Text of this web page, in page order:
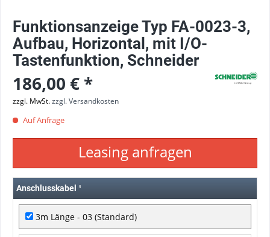
Funktionsanzeige Typ FA-0023-3,
Aufbau, Horizontal, mit I/O-
Tastenfunktion, Schneider
186,00 € *
zzgl. MwSt.zzgl. Versandkosten
Auf Anfrage
Leasing anfragen
Anschlusskabel ¹
3m Länge - 03 (Standard)